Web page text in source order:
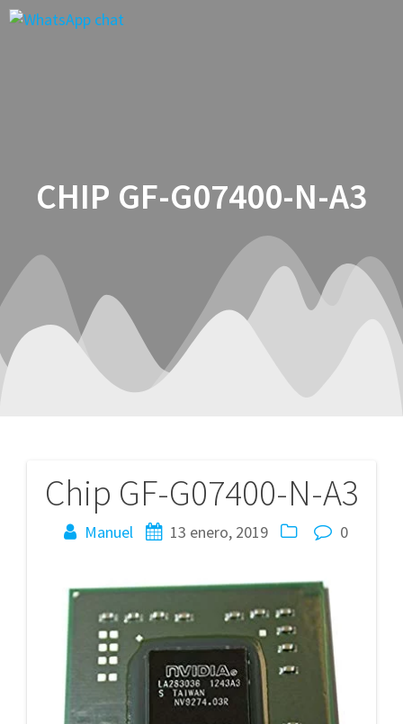
CHIP GF-G07400-N-A3
Chip GF-G07400-N-A3
Manuel 13 enero, 2019 0
Navegación
entradas